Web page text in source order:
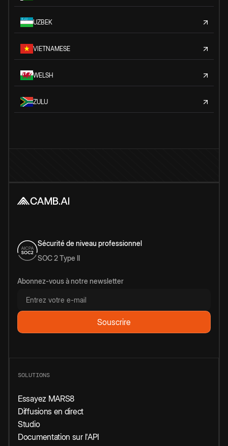
UZBEK
VIETNAMESE
WELSH
ZULU
Sécurité de niveau professionnel
SOC 2 Type II
Abonnez-vous à notre newsletter
SOLUTIONS
Essayez MARS8
Diffusions en direct
Studio
Documentation sur l'API